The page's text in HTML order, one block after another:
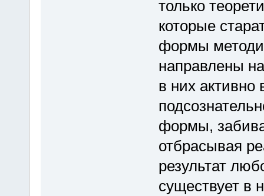
только
которые
формы
направлены
в них активно
формы,
отбрасывая
результат
существует в